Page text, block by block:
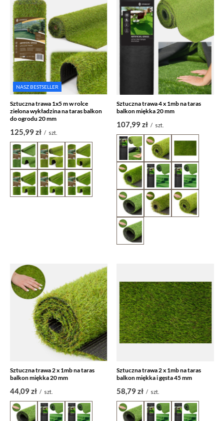
NASZ BESTSELLER
Sztuczna trawa 1x5 m w rolce
zielona wykładzina na taras balkon
do ogrodu 20 mm
125,99 zł / szt.
Sztuczna trawa 4 x 1mb na taras
balkon miękka 20 mm
107,99 zł / szt.
Sztuczna trawa 2 x 1mb na taras
balkon miękka 20 mm
44,09 zł / szt.
Sztuczna trawa 2 x 1mb na taras
balkon miękka i gęsta 45 mm
58,79 zł / szt.